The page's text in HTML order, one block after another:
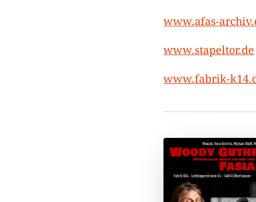
www.afas-
www.stapeltor.de
www.fabrik-